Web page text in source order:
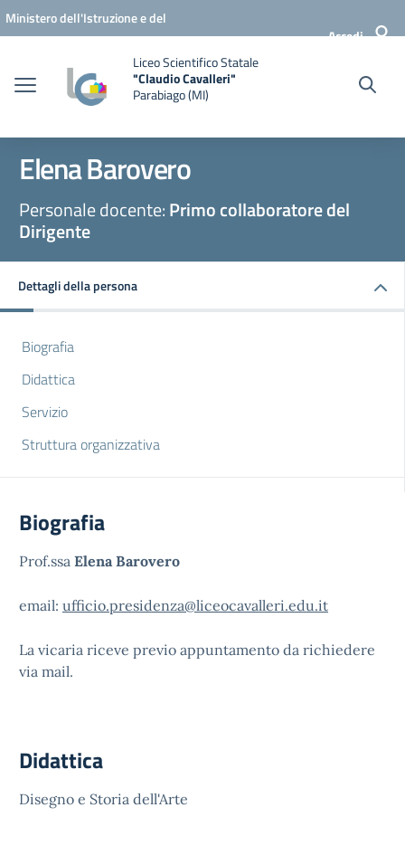
Vai ai contenuti
Vai al menu di navigazione
Vai al footer
Ministero dell'Istruzione e del
Accedi
Liceo Scientifico Statale
"Claudio Cavalleri"
Parabiago (MI)
Elena Barovero
Personale docente:Primo collaboratore del
Dirigente
Dettagli della persona
Biografia
Didattica
Servizio
Struttura organizzativa
Biografia
Prof.ssa Elena Barovero
email: ufficio.presidenza@liceocavalleri.edu.it
La vicaria riceve previo appuntamento da richiedere
via mail.
Didattica
Disegno e Storia dell'Arte